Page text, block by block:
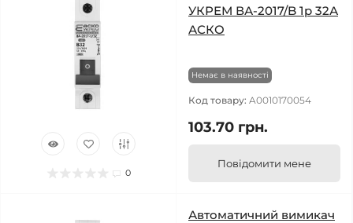
0
УКРЕМ ВА-2017/B 1р 32А
АСКО
Немає в наявності
Код товару: A0010170054
103.70 грн.
Повідомити мене
Автоматичний вимикач